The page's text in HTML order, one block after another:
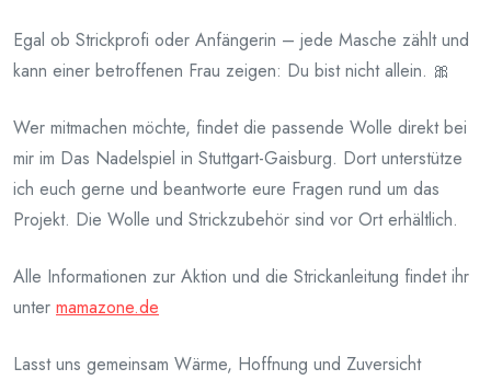
Egal ob Strickprofi oder Anfängerin – jede Masche zählt und
kann einer betroffenen Frau zeigen: Du bist nicht allein. 🎀
Wer mitmachen möchte, findet die passende Wolle direkt bei
mir im Das Nadelspiel in Stuttgart-Gaisburg. Dort unterstütze
ich euch gerne und beantworte eure Fragen rund um das
Projekt. Die Wolle und Strickzubehör sind vor Ort erhältlich.
Alle Informationen zur Aktion und die Strickanleitung findet ihr
unter mamazone.de
Lasst uns gemeinsam Wärme, Hoffnung und Zuversicht